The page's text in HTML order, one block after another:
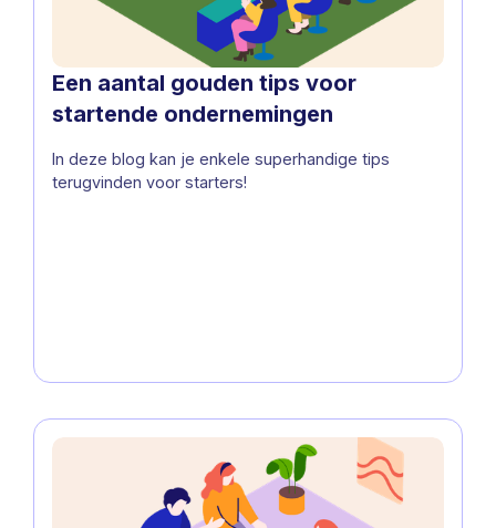
Een aantal gouden tips voor
startende ondernemingen
In deze blog kan je enkele superhandige tips
terugvinden voor starters!